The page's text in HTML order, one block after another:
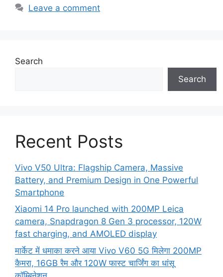
Leave a comment
Search
Search
Recent Posts
Vivo V50 Ultra: Flagship Camera, Massive
Battery, and Premium Design in One Powerful
Smartphone
Xiaomi 14 Pro launched with 200MP Leica
camera, Snapdragon 8 Gen 3 processor, 120W
fast charging, and AMOLED display
मार्केट में धमाका करने आया Vivo V60 5G मिलेगा 200MP
कैमरा, 16GB रैम और 120W फास्ट चार्जिंग का धांसू